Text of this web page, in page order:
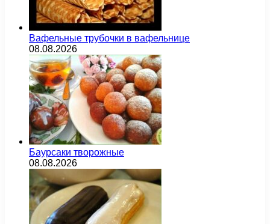
Вафельные трубочки в вафельнице
08.08.2026
Баурсаки творожные
08.08.2026